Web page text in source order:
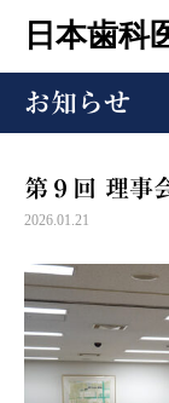
日本歯科
お知らせ
第９回 理事
2026.01.21